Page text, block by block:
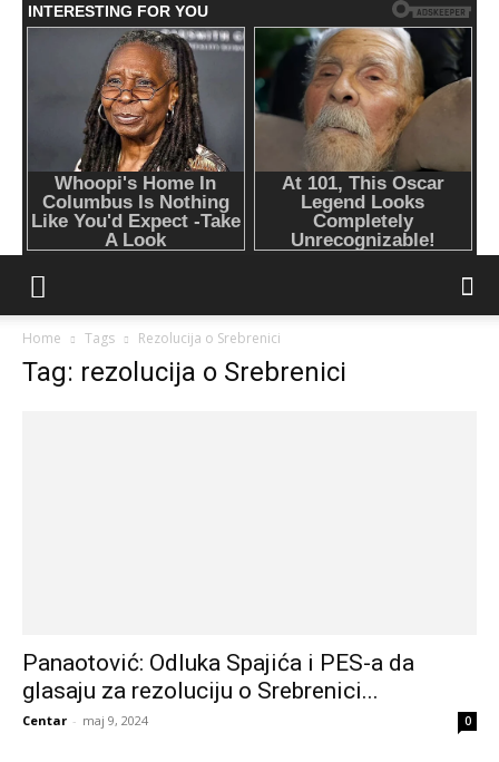
Home Tags Rezolucija o Srebrenici
Tag: rezolucija o Srebrenici
Panaotović: Odluka Spajića i PES-a da
glasaju za rezoluciju o Srebrenici...
Centar - maj 9, 2024 0